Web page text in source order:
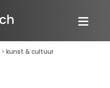
> kunst & cultuur